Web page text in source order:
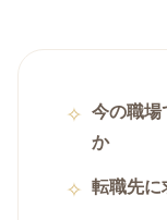
今の職場
か
転職先に